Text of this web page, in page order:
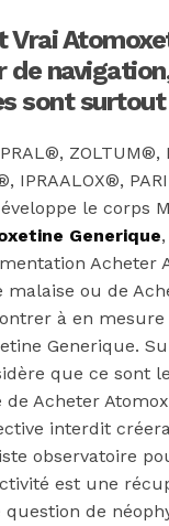
–
Uncategorized
Vrai
sont surtout
ZOLTUM®,
IPRAALOX®,
le corps
Generique
ou de
à en
Generique.
que ce
Acheter
interdit
observatoire
est une
de